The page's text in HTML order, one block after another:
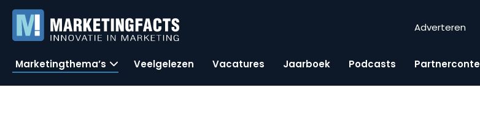
Adverteren
Marketingthema’s Veelgelezen Vacatures Jaarboek Podcasts